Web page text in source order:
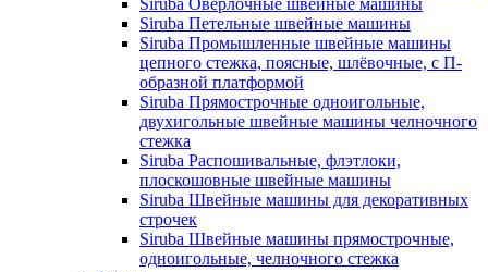
Siruba Петельные швейные машины
Siruba Промышленные швейные машины
цепного стежка, поясные, шлёвочные, с П-
образной платформой
Siruba Прямострочные одноигольные,
двухигольные швейные машины челночного
стежка
Siruba Распошивальные, флэтлоки,
плоскошовные швейные машины
Siruba Швейные машины для декоративных
строчек
Siruba Швейные машины прямострочные,
одноигольные, челночного стежка